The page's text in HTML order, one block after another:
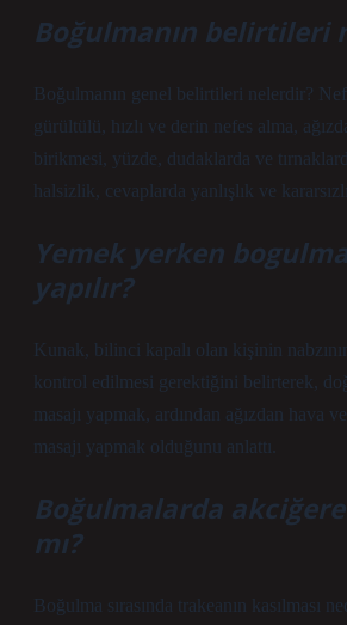
Boğulmanın belirtileri
Boğulmanın genel belirtileri nelerdir?
gürültülü, hızlı ve derin nefes alma,
birikmesi, yüzde, dudaklarda ve
halsizlik, cevaplarda yanlışlık ve
Yemek yerken
yapılır?
Kunak, bilinci kapalı olan kişinin
kontrol edilmesi gerektiğini belirterek,
masajı yapmak, ardından ağızdan hava
masajı yapmak olduğunu anlattı.
Boğulmalarda
mı?
Boğulma sırasında trakeanın kasılması